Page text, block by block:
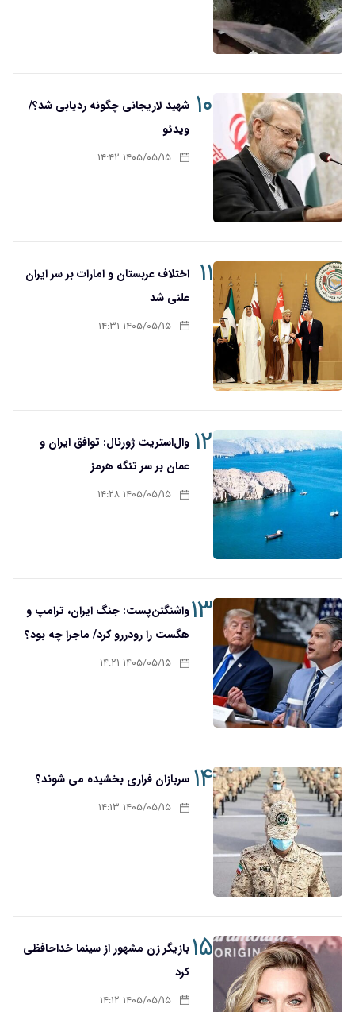
۱۰ شهید لاریجانی چگونه ردیابی شد؟/
ویدئو
۱۴۰۵/۰۵/۱۵ ۱۴:۴۲
۱۱
اختلاف عربستان و امارات بر سر ایران
علنی شد
۱۴۰۵/۰۵/۱۵ ۱۴:۳۱
۱۲ وال‌استریت ژورنال: توافق ایران و
عمان بر سر تنگه هرمز
۱۴۰۵/۰۵/۱۵ ۱۴:۲۸
۱۳واشنگتن‌پست: جنگ ایران، ترامپ و
هگست را رودررو کرد/ ماجرا چه بود؟
۱۴۰۵/۰۵/۱۵ ۱۴:۲۱
۱۴ سربازان فراری بخشیده می شوند؟
۱۴۰۵/۰۵/۱۵ ۱۴:۱۳
۱۵بازیگر زن مشهور از سینما خداحافظی
کرد
۱۴۰۵/۰۵/۱۵ ۱۴:۱۲